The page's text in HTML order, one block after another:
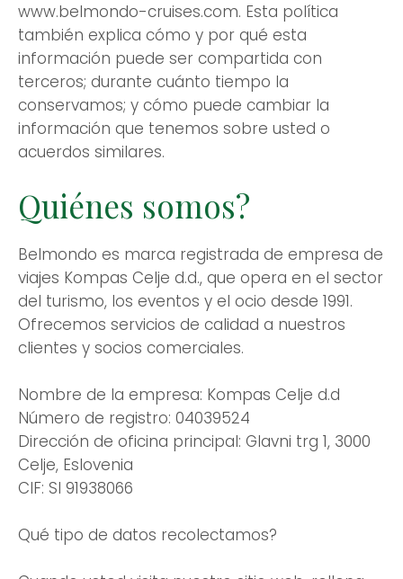
www.belmondo-cruises.com. Esta política
también explica cómo y por qué esta
información puede ser compartida con
terceros; durante cuánto tiempo la
conservamos; y cómo puede cambiar la
información que tenemos sobre usted o
acuerdos similares.
Quiénes somos?
Belmondo es marca registrada de empresa de
viajes Kompas Celje d.d., que opera en el sector
del turismo, los eventos y el ocio desde 1991.
Ofrecemos servicios de calidad a nuestros
clientes y socios comerciales.
Nombre de la empresa: Kompas Celje d.d
Número de registro: 04039524
Dirección de oficina principal: Glavni trg 1, 3000
Celje, Eslovenia
CIF: SI 91938066
Qué tipo de datos recolectamos?